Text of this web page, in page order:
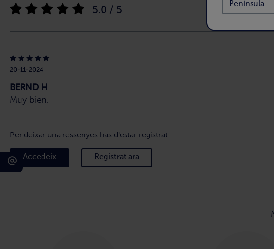
5.0 / 5
20-11-2024
BERND H
Muy bien.
Per deixar una ressenyes has d'estar registrat
Accedeix Registrat ara